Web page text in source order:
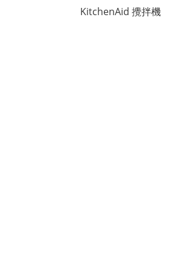
KitchenAid 攪拌機